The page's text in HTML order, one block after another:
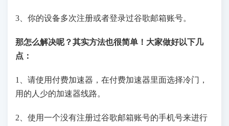
3、你的设备多次注册或者登录过谷歌邮箱账号。
那怎么解决呢？其实方法也很简单！大家做好以下几
点：
1、请使用付费加速器，在付费加速器里面选择冷门，
用的人少的加速器线路。
2、使用一个没有注册过谷歌邮箱账号的手机号来进行